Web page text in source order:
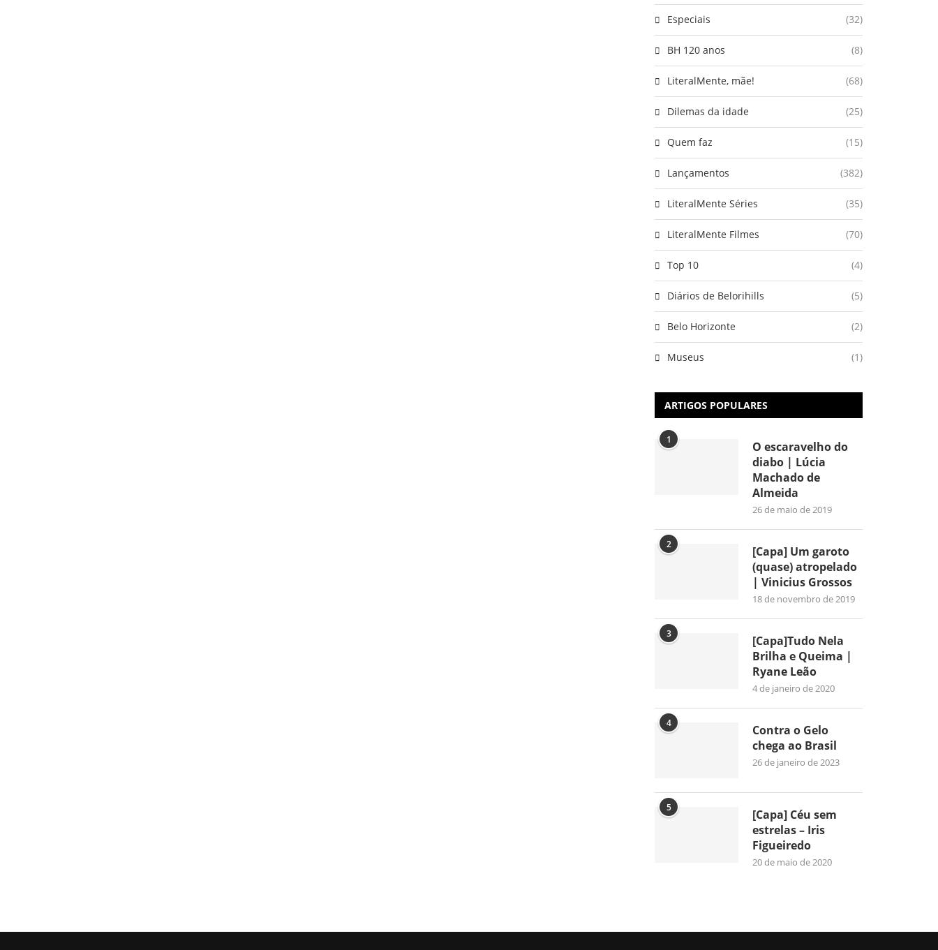
Especiais (32)
BH 120 anos (8)
LiteralMente, mãe! (68)
Dilemas da idade (25)
Quem faz (15)
Lançamentos (382)
LiteralMente Séries (35)
LiteralMente Filmes (70)
Top 10 (4)
Diários de Belorihills (5)
Belo Horizonte (2)
Museus (1)
ARTIGOS POPULARES
1
O escaravelho do
diabo | Lúcia
Machado de
Almeida
26 de maio de 2019
2
[Capa] Um garoto
(quase) atropelado
| Vinicius Grossos
18 de novembro de 2019
3
[Capa]Tudo Nela
Brilha e Queima |
Ryane Leão
4 de janeiro de 2020
4
Contra o Gelo
chega ao Brasil
26 de janeiro de 2023
5
[Capa] Céu sem
estrelas – Iris
Figueiredo
20 de maio de 2020